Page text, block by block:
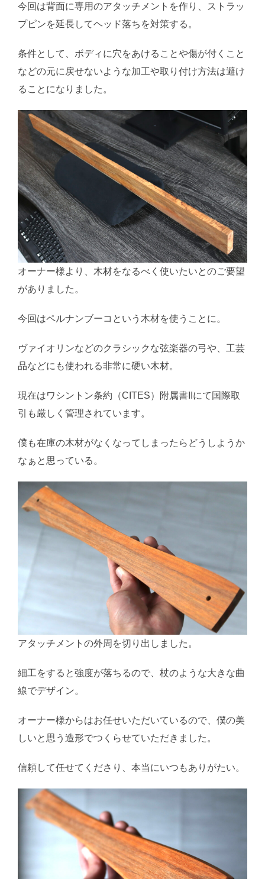
今回は背面に専用のアタッチメントを作り、ストラッ
プピンを延長してヘッド落ちを対策する。
条件として、ボディに穴をあけることや傷が付くこと
などの元に戻せないような加工や取り付け方法は避け
ることになりました。
オーナー様より、木材をなるべく使いたいとのご要望
がありました。
今回はペルナンブーコという木材を使うことに。
ヴァイオリンなどのクラシックな弦楽器の弓や、工芸
品などにも使われる非常に硬い木材。
現在はワシントン条約（CITES）附属書IIにて国際取
引も厳しく管理されています。
僕も在庫の木材がなくなってしまったらどうしようか
なぁと思っている。
アタッチメントの外周を切り出しました。
細工をすると強度が落ちるので、杖のような大きな曲
線でデザイン。
オーナー様からはお任せいただいているので、僕の美
しいと思う造形でつくらせていただきました。
信頼して任せてくださり、本当にいつもありがたい。